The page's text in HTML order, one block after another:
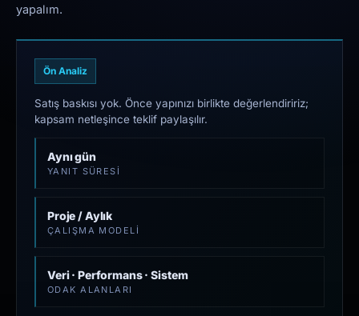
yapalım.
Ön Analiz
Satış baskısı yok. Önce yapınızı birlikte değerlendiririz;
kapsam netleşince teklif paylaşılır.
Aynı gün
YANIT SÜRESI
Proje / Aylık
ÇALIŞMA MODELI
Veri · Performans · Sistem
ODAK ALANLARI